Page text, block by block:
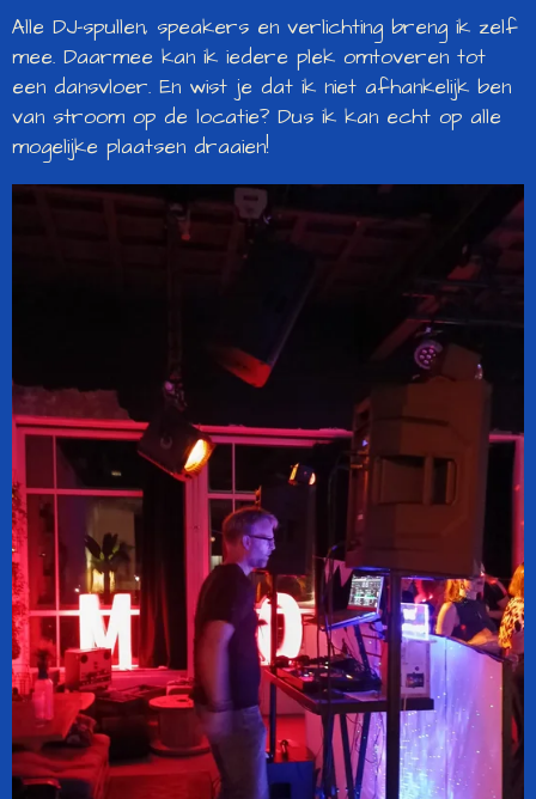
Alle DJ-spullen, speakers en verlichting breng ik zelf
mee. Daarmee kan ik iedere plek omtoveren tot
een dansvloer. En wist je dat ik niet afhankelijk ben
van stroom op de locatie? Dus ik kan echt op alle
mogelijke plaatsen draaien!